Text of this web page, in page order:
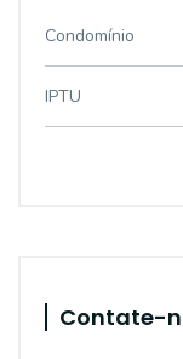
Condomínio
IPTU
Contate-